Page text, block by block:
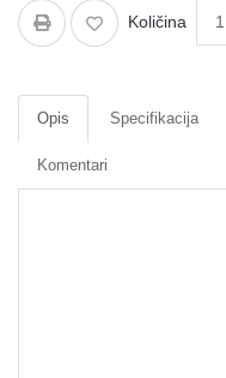
Količina
Opis Specifikacija
Komentari